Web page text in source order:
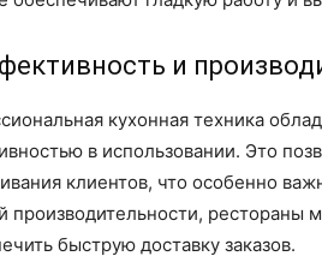
и
кухонная техника
в использовании. Это
клиентов, что особенно
производительности, рестораны
быструю доставку заказов.